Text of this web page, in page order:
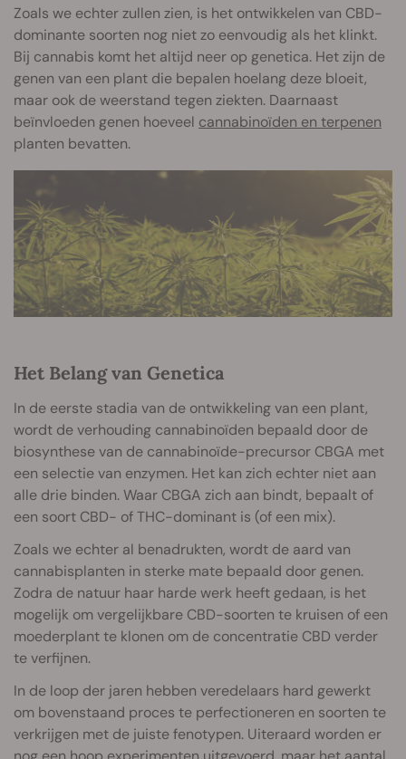
Zoals we echter zullen zien, is het ontwikkelen van CBD-
dominante soorten nog niet zo eenvoudig als het klinkt.
Bij cannabis komt het altijd neer op genetica. Het zijn de
genen van een plant die bepalen hoelang deze bloeit,
maar ook de weerstand tegen ziekten. Daarnaast
beïnvloeden genen hoeveel cannabinoïden en terpenen
planten bevatten.
Het Belang van Genetica
In de eerste stadia van de ontwikkeling van een plant,
wordt de verhouding cannabinoïden bepaald door de
biosynthese van de cannabinoïde-precursor CBGA met
een selectie van enzymen. Het kan zich echter niet aan
alle drie binden. Waar CBGA zich aan bindt, bepaalt of
een soort CBD- of THC-dominant is (of een mix).
Zoals we echter al benadrukten, wordt de aard van
cannabisplanten in sterke mate bepaald door genen.
Zodra de natuur haar harde werk heeft gedaan, is het
mogelijk om vergelijkbare CBD-soorten te kruisen of een
moederplant te klonen om de concentratie CBD verder
te verfijnen.
In de loop der jaren hebben veredelaars hard gewerkt
om bovenstaand proces te perfectioneren en soorten te
verkrijgen met de juiste fenotypen. Uiteraard worden er